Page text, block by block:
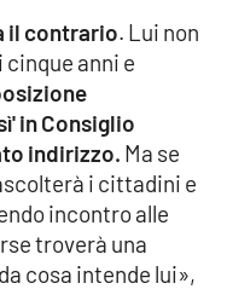
il contrario. Lui non
anni e
in Consiglio
indirizzo. Ma se
i cittadini e
incontro alle
troverà una
cosa intende lui»,